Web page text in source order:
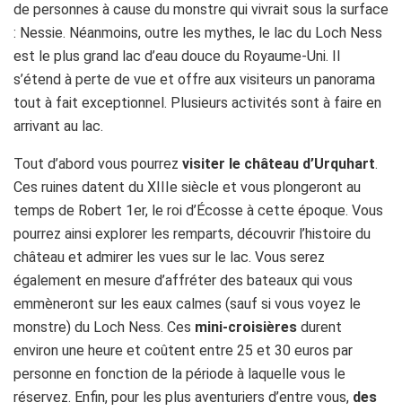
de personnes à cause du monstre qui vivrait sous la surface
: Nessie. Néanmoins, outre les mythes, le lac du Loch Ness
est le plus grand lac d’eau douce du Royaume-Uni. Il
s’étend à perte de vue et offre aux visiteurs un panorama
tout à fait exceptionnel. Plusieurs activités sont à faire en
arrivant au lac.
Tout d’abord vous pourrez visiter le château d’Urquhart.
Ces ruines datent du XIIIe siècle et vous plongeront au
temps de Robert 1er, le roi d’Écosse à cette époque. Vous
pourrez ainsi explorer les remparts, découvrir l’histoire du
château et admirer les vues sur le lac. Vous serez
également en mesure d’affréter des bateaux qui vous
emmèneront sur les eaux calmes (sauf si vous voyez le
monstre) du Loch Ness. Ces mini-croisières durent
environ une heure et coûtent entre 25 et 30 euros par
personne en fonction de la période à laquelle vous le
réservez. Enfin, pour les plus aventuriers d’entre vous, des